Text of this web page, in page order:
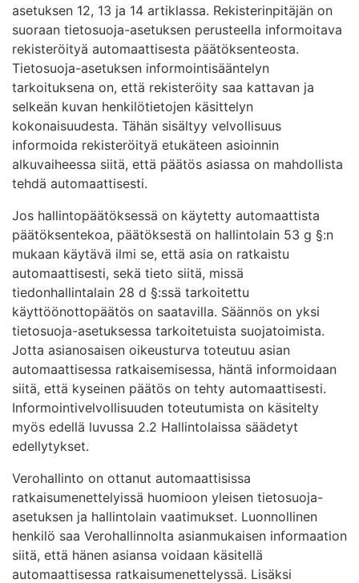
asetuksen 12, 13 ja 14 artiklassa. Rekisterinpitäjän on
suoraan tietosuoja-asetuksen perusteella informoitava
rekisteröityä automaattisesta päätöksenteosta.
Tietosuoja-asetuksen informointisääntelyn
tarkoituksena on, että rekisteröity saa kattavan ja
selkeän kuvan henkilötietojen käsittelyn
kokonaisuudesta. Tähän sisältyy velvollisuus
informoida rekisteröityä etukäteen asioinnin
alkuvaiheessa siitä, että päätös asiassa on mahdollista
tehdä automaattisesti.
Jos hallintopäätöksessä on käytetty automaattista
päätöksentekoa, päätöksestä on hallintolain 53 g §:n
mukaan käytävä ilmi se, että asia on ratkaistu
automaattisesti, sekä tieto siitä, missä
tiedonhallintalain 28 d §:ssä tarkoitettu
käyttöönottopäätös on saatavilla. Säännös on yksi
tietosuoja-asetuksessa tarkoitetuista suojatoimista.
Jotta asianosaisen oikeusturva toteutuu asian
automaattisessa ratkaisemisessa, häntä informoidaan
siitä, että kyseinen päätös on tehty automaattisesti.
Informointivelvollisuuden toteutumista on käsitelty
myös edellä luvussa 2.2 Hallintolaissa säädetyt
edellytykset.
Verohallinto on ottanut automaattisissa
ratkaisumenettelyissä huomioon yleisen tietosuoja-
asetuksen ja hallintolain vaatimukset. Luonnollinen
henkilö saa Verohallinnolta asianmukaisen informaation
siitä, että hänen asiansa voidaan käsitellä
automaattisessa ratkaisumenettelyssä. Lisäksi